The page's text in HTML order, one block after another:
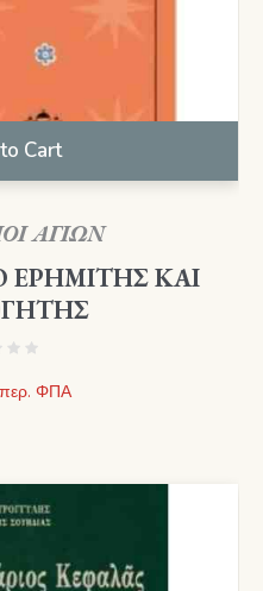
Cart
ΑΓΙΩΝ
ΕΡΗΜΙΤΗΣ ΚΑΙ
περ. ΦΠΑ